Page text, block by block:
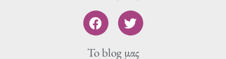
F
a
c
e
T
w
i
t
To blog μας